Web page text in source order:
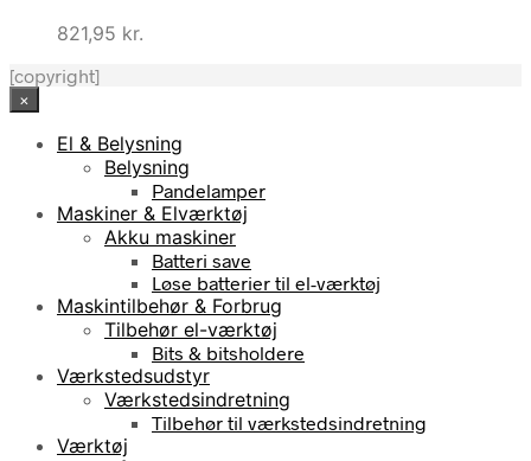
821,95 kr.
[copyright]
×
El & Belysning
Belysning
Pandelamper
Maskiner & Elværktøj
Akku maskiner
Batteri save
Løse batterier til el-værktøj
Maskintilbehør & Forbrug
Tilbehør el-værktøj
Bits & bitsholdere
Værkstedsudstyr
Værkstedsindretning
Tilbehør til værkstedsindretning
Værktøj